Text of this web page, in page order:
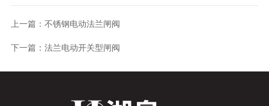
上一篇： 不锈钢电动法兰闸阀
下一篇： 法兰电动开关型闸阀